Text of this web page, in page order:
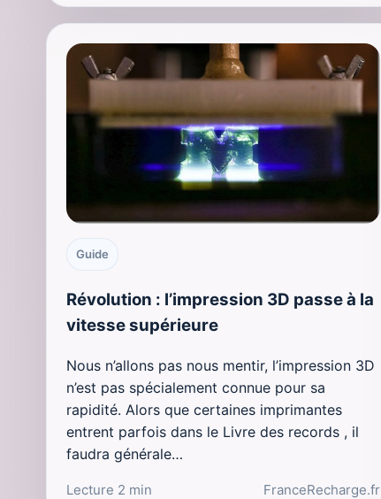
Guide
Révolution : l’impression 3D passe à la
vitesse supérieure
Nous n’allons pas nous mentir, l’impression 3D
n’est pas spécialement connue pour sa
rapidité. Alors que certaines imprimantes
entrent parfois dans le Livre des records , il
faudra générale…
Lecture 2 min FranceRecharge.fr